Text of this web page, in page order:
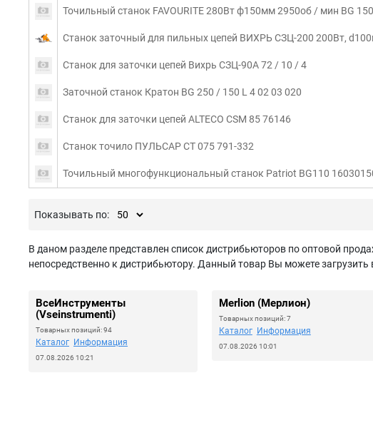
Точильный станок FAVOURITE 280Вт ф150мм 2950об / мин BG
Станок заточный для пильных цепей ВИХРЬ СЗЦ-200 200Вт,
Станок для заточки цепей Вихрь СЗЦ-90A 72 / 10 / 4
Заточной станок Кратон BG 250 / 150 L 4 02 03 020
Станок для заточки цепей ALTECO CSM 85 76146
Станок точило ПУЛЬСАР СТ 075 791-332
Точильный многофункциональный станок Patriot BG110
Показывать по:
В даном разделе представлен список дистрибьюторов по оптовой
непосредственно к дистрибьютору. Данный товар Вы можете
ВсеИнструменты
(Vseinstrumenti)
Товарных позиций: 94
Каталог Информация
07.08.2026 10:21
Merlion (Мерлион)
Товарных позиций: 7
Каталог Информация
07.08.2026 10:01